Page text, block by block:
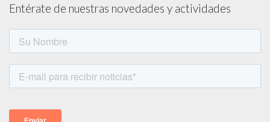
Entérate de nuestras novedades y actividades